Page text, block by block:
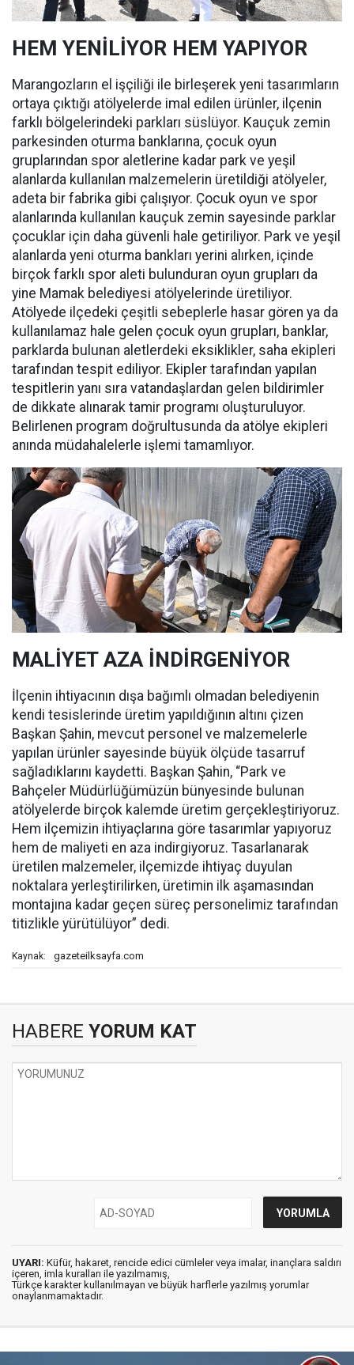
HEM YENİLİYOR HEM YAPIYOR
Marangozların el işçiliği ile birleşerek yeni tasarımların
ortaya çıktığı atölyelerde imal edilen ürünler, ilçenin
farklı bölgelerindeki parkları süslüyor. Kauçuk zemin
parkesinden oturma banklarına, çocuk oyun
gruplarından spor aletlerine kadar park ve yeşil
alanlarda kullanılan malzemelerin üretildiği atölyeler,
adeta bir fabrika gibi çalışıyor. Çocuk oyun ve spor
alanlarında kullanılan kauçuk zemin sayesinde parklar
çocuklar için daha güvenli hale getiriliyor. Park ve yeşil
alanlarda yeni oturma bankları yerini alırken, içinde
birçok farklı spor aleti bulunduran oyun grupları da
yine Mamak belediyesi atölyelerinde üretiliyor.
Atölyede ilçedeki çeşitli sebeplerle hasar gören ya da
kullanılamaz hale gelen çocuk oyun grupları, banklar,
parklarda bulunan aletlerdeki eksiklikler, saha ekipleri
tarafından tespit ediliyor. Ekipler tarafından yapılan
tespitlerin yanı sıra vatandaşlardan gelen bildirimler
de dikkate alınarak tamir programı oluşturuluyor.
Belirlenen program doğrultusunda da atölye ekipleri
anında müdahalelerle işlemi tamamlıyor.
MALİYET AZA İNDİRGENİYOR
İlçenin ihtiyacının dışa bağımlı olmadan belediyenin
kendi tesislerinde üretim yapıldığının altını çizen
Başkan Şahin, mevcut personel ve malzemelerle
yapılan ürünler sayesinde büyük ölçüde tasarruf
sağladıklarını kaydetti. Başkan Şahin, “Park ve
Bahçeler Müdürlüğümüzün bünyesinde bulunan
atölyelerde birçok kalemde üretim gerçekleştiriyoruz.
Hem ilçemizin ihtiyaçlarına göre tasarımlar yapıyoruz
hem de maliyeti en aza indirgiyoruz. Tasarlanarak
üretilen malzemeler, ilçemizde ihtiyaç duyulan
noktalara yerleştirilirken, üretimin ilk aşamasından
montajına kadar geçen süreç personelimiz tarafından
titizlikle yürütülüyor” dedi.
Kaynak: gazeteilksayfa.com
HABERE YORUM KAT
UYARI: Küfür, hakaret, rencide edici cümleler veya imalar, inançlara saldırı
içeren, imla kuralları ile yazılmamış,
Türkçe karakter kullanılmayan ve büyük harflerle yazılmış yorumlar
onaylanmamaktadır.